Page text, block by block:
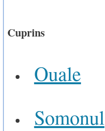
Cuprins
Ouale
Somonul